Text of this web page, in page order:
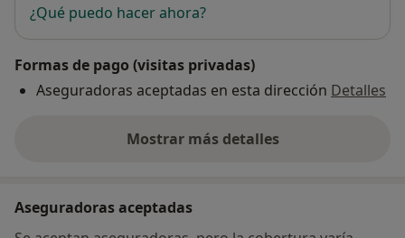
¿Qué puedo hacer ahora?
Formas de pago (visitas privadas)
Aseguradoras aceptadas en esta dirección Detalles
Mostrar más detalles
sobre la dirección
Aseguradoras aceptadas